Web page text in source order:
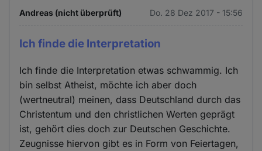
Andreas (nicht überprüft) Do. 28 Dez 2017 - 15:56
Ich finde die Interpretation
Ich finde die Interpretation etwas schwammig. Ich
bin selbst Atheist, möchte ich aber doch
(wertneutral) meinen, dass Deutschland durch das
Christentum und den christlichen Werten geprägt
ist, gehört dies doch zur Deutschen Geschichte.
Zeugnisse hiervon gibt es in Form von Feiertagen,